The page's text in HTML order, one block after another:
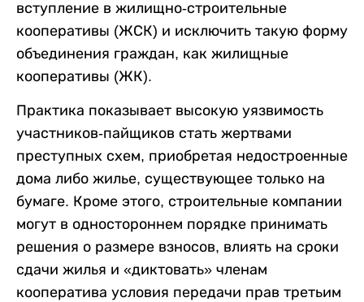
вступление в жилищно-строительные
кооперативы (ЖСК) и исключить такую форму
объединения граждан, как жилищные
кооперативы (ЖК).
Практика показывает высокую уязвимость
участников-пайщиков стать жертвами
преступных схем, приобретая недостроенные
дома либо жилье, существующее только на
бумаге. Кроме этого, строительные компании
могут в одностороннем порядке принимать
решения о размере взносов, влиять на сроки
сдачи жилья и «диктовать» членам
кооператива условия передачи прав третьим